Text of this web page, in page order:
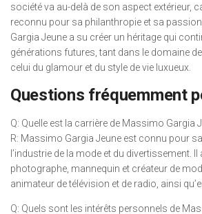
société va au-delà de son aspect extérieur,
reconnu pour sa philanthropie et sa
Gargia Jeune a su créer un héritage qui
générations futures, tant dans le domaine
celui du glamour et du style de vie luxueux.
Questions fréquemment
Q: Quelle est la carrière de Massimo Gargia
R: Massimo Gargia Jeune est connu pour
l’industrie de la mode et du divertissement.
photographe, mannequin et créateur de
animateur de télévision et de radio, ainsi
Q: Quels sont les intérêts personnels de